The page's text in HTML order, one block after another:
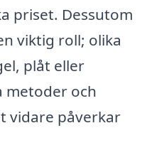
priset. Dessutom
viktig roll; olika
plåt eller
metoder och
vidare påverkar